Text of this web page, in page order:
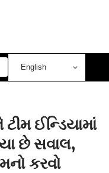
ઈન્ડિયામાં
છે સવાલ,
કરવો